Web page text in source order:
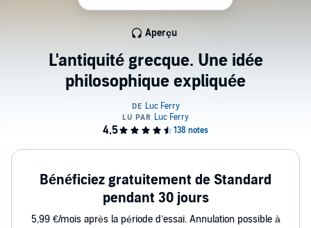
L'antiquité grecque. Une idée
philosophique expliquée
Aperçu
Bénéficiez gratuitement de Standard
pendant 30 jours
5,99 €/mois après la période d’essai. Annulation possible à